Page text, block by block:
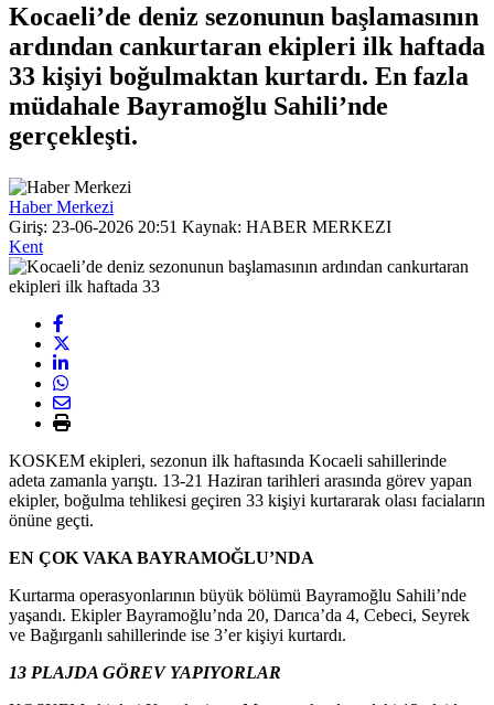
Kocaeli’de deniz sezonunun başlamasının
ardından cankurtaran ekipleri ilk haftada
33 kişiyi boğulmaktan kurtardı. En fazla
müdahale Bayramoğlu Sahili’nde
gerçekleşti.
Haber Merkezi
Giriş: 23-06-2026 20:51 Kaynak: HABER MERKEZI
Kent
KOSKEM ekipleri, sezonun ilk haftasında Kocaeli sahillerinde
adeta zamanla yarıştı. 13-21 Haziran tarihleri arasında görev yapan
ekipler, boğulma tehlikesi geçiren 33 kişiyi kurtararak olası faciaların
önüne geçti.
EN ÇOK VAKA BAYRAMOĞLU’NDA
Kurtarma operasyonlarının büyük bölümü Bayramoğlu Sahili’nde
yaşandı. Ekipler Bayramoğlu’nda 20, Darıca’da 4, Cebeci, Seyrek
ve Bağırganlı sahillerinde ise 3’er kişiyi kurtardı.
13 PLAJDA GÖREV YAPIYORLAR